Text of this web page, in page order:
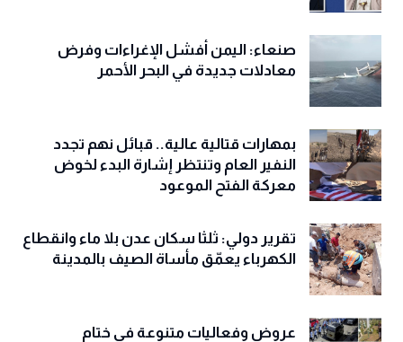
صنعاء: اليمن أفشل الإغراءات وفرض
معادلات جديدة في البحر الأحمر
بمهارات قتالية عالية.. قبائل نهم تجدد
النفير العام وتنتظر إشارة البدء لخوض
معركة الفتح الموعود
تقرير دولي: ثلثا سكان عدن بلا ماء وانقطاع
الكهرباء يعمّق مأساة الصيف بالمدينة
عروض وفعاليات متنوعة في ختام